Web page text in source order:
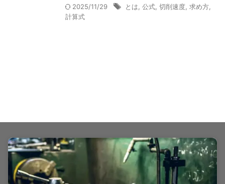
2025/11/29 とは, 公式, 切削速度, 求め方,
計算式